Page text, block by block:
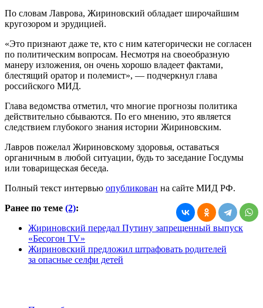
По словам Лаврова, Жириновский обладает широчайшим
кругозором и эрудицией.
«Это признают даже те, кто с ним категорически не согласен
по политическим вопросам. Несмотря на своеобразную
манеру изложения, он очень хорошо владеет фактами,
блестящий оратор и полемист», — подчеркнул глава
российского МИД.
Глава ведомства отметил, что многие прогнозы политика
действительно сбываются. По его мнению, это является
следствием глубокого знания истории Жириновским.
Лавров пожелал Жириновскому здоровья, оставаться
органичным в любой ситуации, будь то заседание Госдумы
или товарищеская беседа.
Полный текст интервью опубликован на сайте МИД РФ.
Ранее по теме (2):
Жириновский передал Путину запрещенный выпуск
«Бесогон TV»
Жириновский предложил штрафовать родителей
за опасные селфи детей